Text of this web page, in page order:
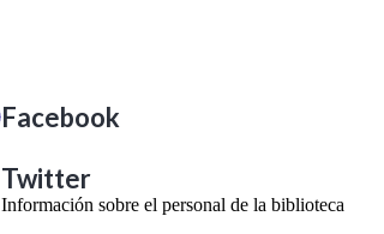
Facebook
Twitter
Información sobre el personal de la biblioteca